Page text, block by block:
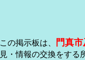
この掲示板は、 門真
見・情報の交換をする